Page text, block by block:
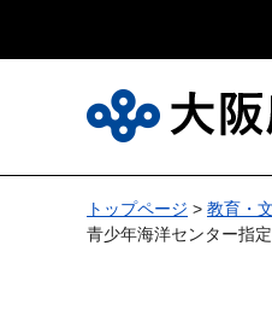
トップページ > 教育・
青少年海洋センター指